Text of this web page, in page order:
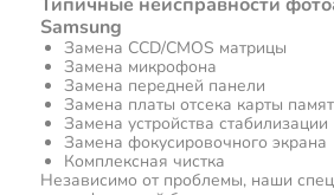
Samsung
Замена CCD/CMOS матрицы
Замена микрофона
Замена передней панели
Замена платы отсека карты
Замена устройства стабилизации
Замена фокусировочного экрана
Комплексная чистка
Независимо от проблемы, наши